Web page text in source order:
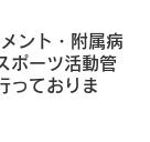
ポーツ活動管
っておりま